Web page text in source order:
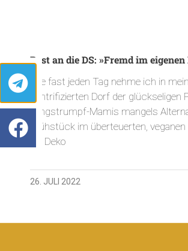
Post an die DS: »Fremd im eigenen
Wie fast jeden Tag nehme ich in
gentrifizierten Dorf der glückseligen
Langstrumpf-Mamis mangels
Frühstück im überteuerten,
die Deko
26. JULI 2022